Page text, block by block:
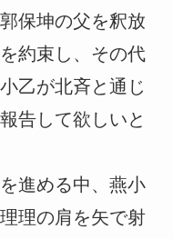
保坤の父を釈放
約束し、その代
乙が北斉と通じ
告して欲しいと
進める中、燕小
理の肩を矢で射